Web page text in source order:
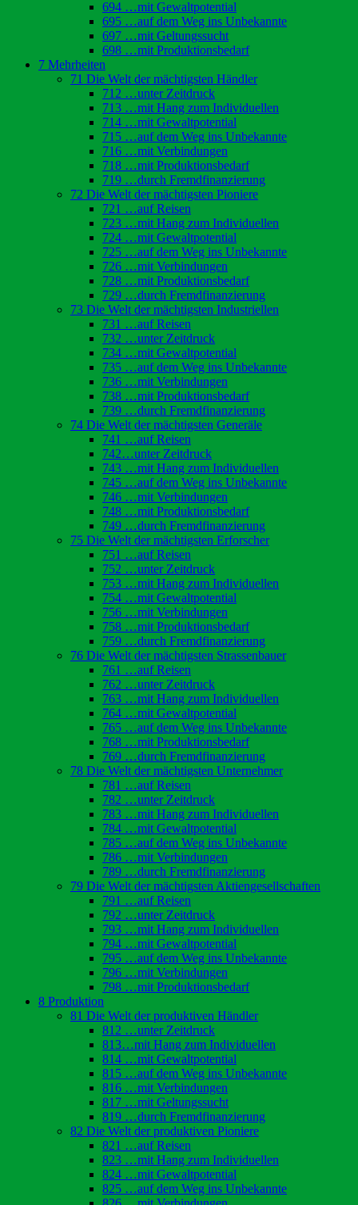
694 …mit Gewaltpotential
695 …auf dem Weg ins Unbekannte
697 …mit Geltungssucht
698 …mit Produktionsbedarf
7 Mehrheiten
71 Die Welt der mächtigsten Händler
712 …unter Zeitdruck
713 …mit Hang zum Individuellen
714 …mit Gewaltpotential
715 …auf dem Weg ins Unbekannte
716 …mit Verbindungen
718 …mit Produktionsbedarf
719 …durch Fremdfinanzierung
72 Die Welt der mächtigsten Pioniere
721 …auf Reisen
723 …mit Hang zum Individuellen
724 …mit Gewaltpotential
725 …auf dem Weg ins Unbekannte
726 …mit Verbindungen
728 …mit Produktionsbedarf
729 …durch Fremdfinanzierung
73 Die Welt der mächtigsten Industriellen
731 …auf Reisen
732 …unter Zeitdruck
734 …mit Gewaltpotential
735 …auf dem Weg ins Unbekannte
736 …mit Verbindungen
738 …mit Produktionsbedarf
739 …durch Fremdfinanzierung
74 Die Welt der mächtigsten Generäle
741 …auf Reisen
742…unter Zeitdruck
743 …mit Hang zum Individuellen
745 …auf dem Weg ins Unbekannte
746 …mit Verbindungen
748 …mit Produktionsbedarf
749 …durch Fremdfinanzierung
75 Die Welt der mächtigsten Erforscher
751 …auf Reisen
752 …unter Zeitdruck
753 …mit Hang zum Individuellen
754 …mit Gewaltpotential
756 …mit Verbindungen
758 …mit Produktionsbedarf
759 …durch Fremdfinanzierung
76 Die Welt der mächtigsten Strassenbauer
761 …auf Reisen
762 …unter Zeitdruck
763 …mit Hang zum Individuellen
764 …mit Gewaltpotential
765 …auf dem Weg ins Unbekannte
768 …mit Produktionsbedarf
769 …durch Fremdfinanzierung
78 Die Welt der mächtigsten Unternehmer
781 …auf Reisen
782 …unter Zeitdruck
783 …mit Hang zum Individuellen
784 …mit Gewaltpotential
785 …auf dem Weg ins Unbekannte
786 …mit Verbindungen
789 …durch Fremdfinanzierung
79 Die Welt der mächtigsten Aktiengesellschaften
791 …auf Reisen
792 …unter Zeitdruck
793 …mit Hang zum Individuellen
794 …mit Gewaltpotential
795 …auf dem Weg ins Unbekannte
796 …mit Verbindungen
798 …mit Produktionsbedarf
8 Produktion
81 Die Welt der produktiven Händler
812 …unter Zeitdruck
813…mit Hang zum Individuellen
814 …mit Gewaltpotential
815 …auf dem Weg ins Unbekannte
816 …mit Verbindungen
817 …mit Geltungssucht
819 …durch Fremdfinanzierung
82 Die Welt der produktiven Pioniere
821 …auf Reisen
823 …mit Hang zum Individuellen
824 …mit Gewaltpotential
825 …auf dem Weg ins Unbekannte